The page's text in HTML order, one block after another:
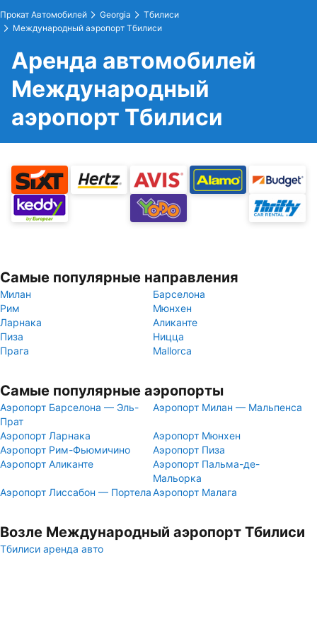
Прокат Автомобилей Georgia
Тбилиси
Международный аэропорт Тбилиси
Аренда автомобилей
Международный
аэропорт Тбилиси
Самые популярные направления
Милан
Барселона
Рим
Мюнхен
Ларнака
Аликанте
Пиза
Ницца
Прага
Mallorca
Самые популярные аэропорты
Аэропорт Барселона — Эль-
Прат
Аэропорт Милан — Мальпенса
Аэропорт Ларнака
Аэропорт Мюнхен
Аэропорт Рим-Фьюмичино
Аэропорт Пиза
Аэропорт Аликанте
Аэропорт Пальма-де-
Мальорка
Аэропорт Лиссабон — ПортелаАэропорт Малага
Возле Международный аэропорт Тбилиси
Тбилиси аренда авто